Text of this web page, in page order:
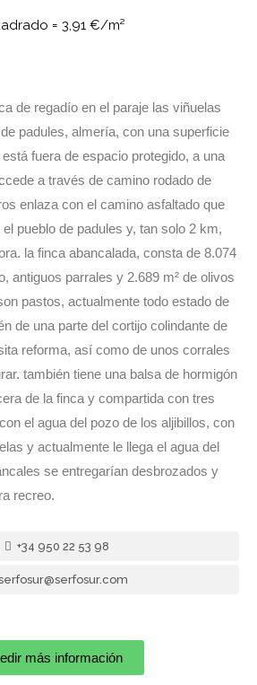
= 3,91 €/m²
de regadío en el paraje las viñuelas
padules, almería, con una superficie
fuera de espacio protegido, a una
a través de camino rodado de
enlaza con el camino asfaltado que
pueblo de padules y, tan solo 2 km,
la finca abancalada, consta de 8.074
antiguos parrales y 2.689 m² de olivos
pastos, actualmente todo estado de
de una parte del cortijo colindante de
reforma, así como de unos corrales
también tiene una balsa de hormigón
de la finca y compartida con tres
el agua del pozo de los aljibillos, con
y actualmente le llega el agua del
se entregarían desbrozados y
recreo.
+34 950 22 53 98
más información